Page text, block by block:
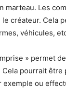
marteau. Les
créateur. Cela
véhicules,
» permet
pourrait être
exemple ou